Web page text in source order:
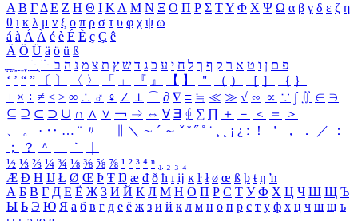
Α Β ΓΔ Ε Ζ Η Θ Ι ΚΛ Μ Ν Ξ Ο Π Ρ Σ ΤΥ Φ Χ Ψ Ω α β γ δ ε ζ η
θ ι κ λ μ ν ξ ο π ρ σ τ υ φ χ ψ ω
á à Á À é è É È ç Ç ê
Ä Ö Ü ä ö ü ß
ִֶֹ ֻּ ׁׂ פ ם ן ו ט א ר ק ף ך ל ח י ע כ ג ד ש ץ ת צ מ נ ה ב
‘ ’ “ ” 〔 〕 〈 〉 「 」 『 』 【 】 ＂ （ ） ［ ］ ｛ ｝
± × ÷ ≠ ≤ ≥ ∞ ∴ ♂ ♀ ∠ ⊥ ⌒ ∂ ∇ ≡ ≒ ≪ ≫ √ ∽ ∝ ∵ ∫ ∬ ∈ ∋
⊆ ⊇ ⊂ ⊃ ∪ ∩ ∧ ∨ ￢ ⇒ ⇔ ∀ ∃ ∮ ∑ ∏ ＋ － ＜ ＝
＞
、
。 · ‥ … ¨ 〃 ― ＼ ∼ ´ ～ ˇ ˘ ˝ ˚ ˙ ¸ ¡ ¿ ː ！ ＇ ， ． ／
：
；
？ ＾ ｀
½ ⅓ ⅔ ¼ ¾ ⅛ ⅜ ⅝ ⅞ ¹ ² ³ ⁴ ⁿ ₁ ₂ ₃ ₄
Æ Ð Ħ Ĳ Ł Ø Œ Þ Ŧ Ŋ æ đ ð ħ ı ĳ ĸ ŀ ł ø œ ß þ ŧ ŋ ŉ
А Б В Г Д Е Ё Ж З И Й К Л М Н О П Р С Т У Ф Х Ц Ч Ш Щ Ъ
Ы Ь Э Ю Я а б в г д е ё ж з и й к л м н о п р с т у ф х ц ч ш щ ъ